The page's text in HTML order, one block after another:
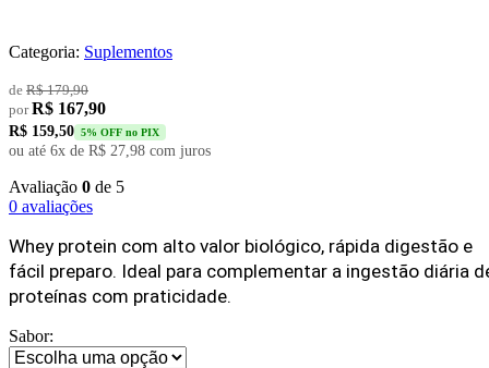
Categoria: Suplementos
de R$179,90
porR$ 167,90
R$ 159,50 5% OFF no PIX
ou até 6x de R$ 27,98 com juros
Avaliação 0 de 5
0 avaliações
Whey protein com alto valor biológico, rápida digestão e
fácil preparo. Ideal para complementar a ingestão diária
proteínas com praticidade.
Sabor: